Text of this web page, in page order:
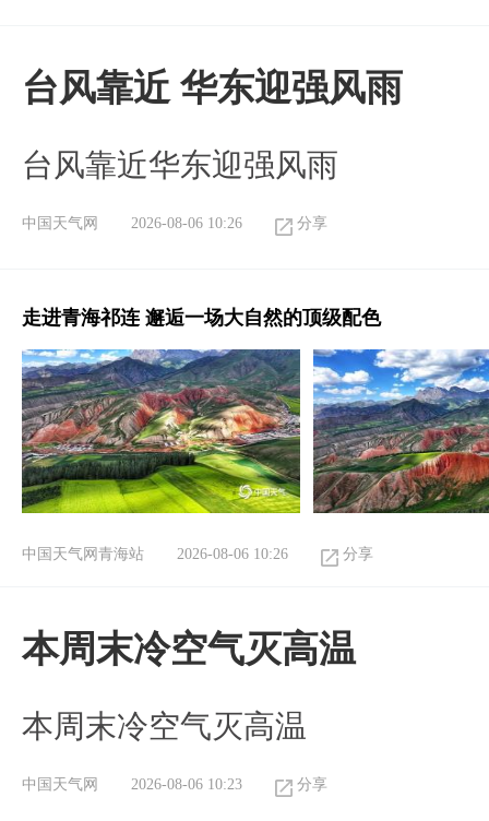
台风靠近 华东迎强风雨
台风靠近华东迎强风雨
中国天气网 2026-08-06 10:26 分享
走进青海祁连 邂逅一场大自然的顶级配色
中国天气网青海站 2026-08-06 10:26 分享
本周末冷空气灭高温
本周末冷空气灭高温
中国天气网 2026-08-06 10:23 分享